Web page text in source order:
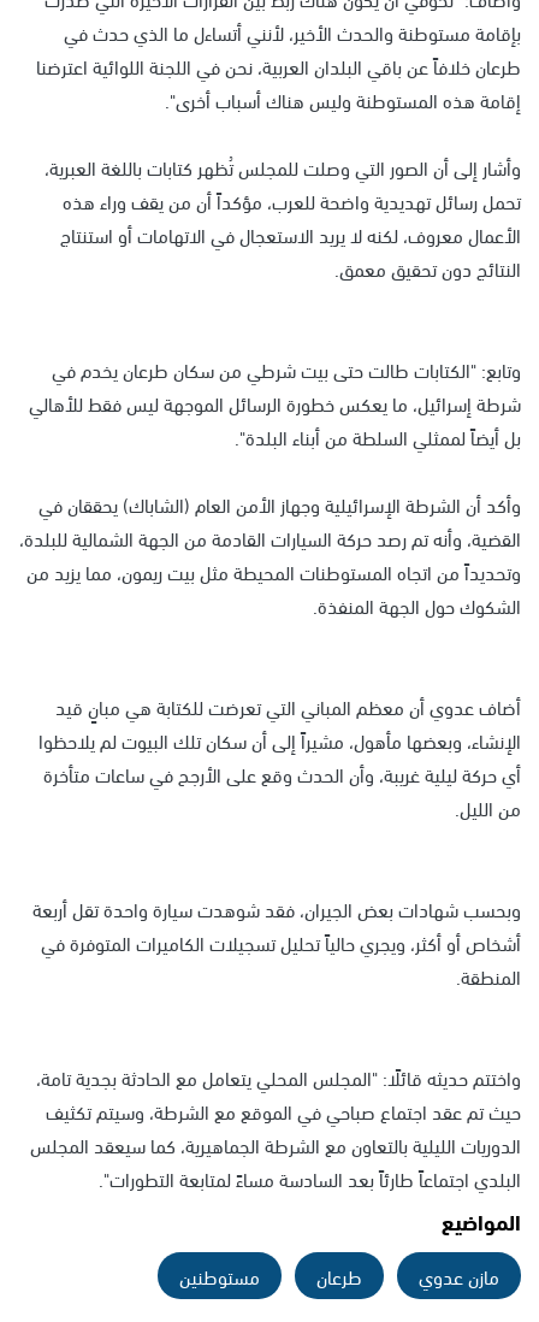
بإقامة مستوطنة والحدث الأخير، لأنني أتساءل ما الذي حدث في
طرعان خلافاً عن باقي البلدان العربية، نحن في اللجنة اللوائية اعترضنا
إقامة هذه المستوطنة وليس هناك أسباب أخرى".
وأشار إلى أن الصور التي وصلت للمجلس تُظهر كتابات باللغة العبرية،
تحمل رسائل تهديدية واضحة للعرب، مؤكداً أن من يقف وراء هذه
الأعمال معروف، لكنه لا يريد الاستعجال في الاتهامات أو استنتاج
النتائج دون تحقيق معمق.
وتابع: "الكتابات طالت حتى بيت شرطي من سكان طرعان يخدم في
شرطة إسرائيل، ما يعكس خطورة الرسائل الموجهة ليس فقط للأهالي
بل أيضاً لممثلي السلطة من أبناء البلدة".
وأكد أن الشرطة الإسرائيلية وجهاز الأمن العام (الشاباك) يحققان في
القضية، وأنه تم رصد حركة السيارات القادمة من الجهة الشمالية للبلدة،
وتحديداً من اتجاه المستوطنات المحيطة مثل بيت ريمون، مما يزيد من
الشكوك حول الجهة المنفذة.
أضاف عدوي أن معظم المباني التي تعرضت للكتابة هي مبانٍ قيد
الإنشاء، وبعضها مأهول، مشيراً إلى أن سكان تلك البيوت لم يلاحظوا
أي حركة ليلية غريبة، وأن الحدث وقع على الأرجح في ساعات متأخرة
من الليل.
وبحسب شهادات بعض الجيران، فقد شوهدت سيارة واحدة تقل أربعة
أشخاص أو أكثر، ويجري حالياً تحليل تسجيلات الكاميرات المتوفرة في
المنطقة.
واختتم حديثه قائلًا: "المجلس المحلي يتعامل مع الحادثة بجدية تامة،
حيث تم عقد اجتماع صباحي في الموقع مع الشرطة، وسيتم تكثيف
الدوريات الليلية بالتعاون مع الشرطة الجماهيرية، كما سيعقد المجلس
البلدي اجتماعاً طارئاً بعد السادسة مساءً لمتابعة التطورات".
المواضيع
مازن عدوي طرعان مستوطنين